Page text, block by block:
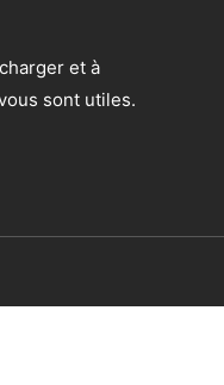
et à
sont utiles.